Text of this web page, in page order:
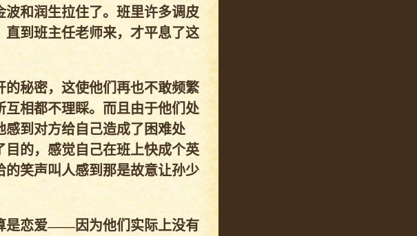
和润生拉住了。班里许多调皮
到班主任老师来，才平息了这
秘密，这使他们再也不敢频繁
相都不理睬。而且由于他们处
到对方给自己造成了困难处
的，感觉自己在班上快成个英
笑声叫人感到那是故意让孙少
是恋爱——因为他们实际上没有